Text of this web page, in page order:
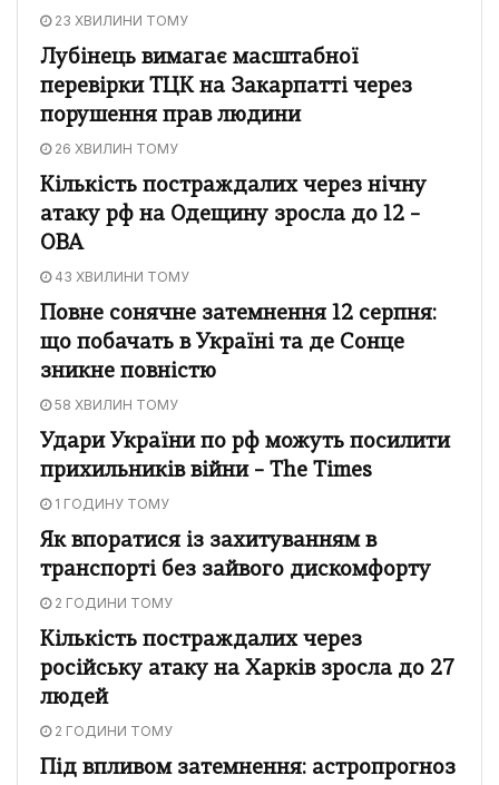
23 ХВИЛИНИ ТОМУ
Лубінець вимагає масштабної
перевірки ТЦК на Закарпатті через
порушення прав людини
26 ХВИЛИН ТОМУ
Кількість постраждалих через нічну
атаку рф на Одещину зросла до 12 –
ОВА
43 ХВИЛИНИ ТОМУ
Повне сонячне затемнення 12 серпня:
що побачать в Україні та де Сонце
зникне повністю
58 ХВИЛИН ТОМУ
Удари України по рф можуть посилити
прихильників війни – The Times
1 ГОДИНУ ТОМУ
Як впоратися із захитуванням в
транспорті без зайвого дискомфорту
2 ГОДИНИ ТОМУ
Кількість постраждалих через
російську атаку на Харків зросла до 27
людей
2 ГОДИНИ ТОМУ
Під впливом затемнення: астропрогноз